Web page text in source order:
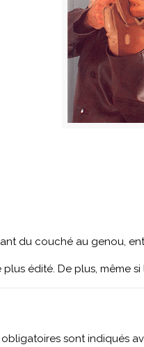
du couché au genou,
édité. De plus, même
sont indiqués